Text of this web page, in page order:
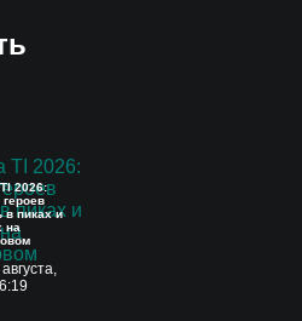
2026:
героев
в пиках и
на